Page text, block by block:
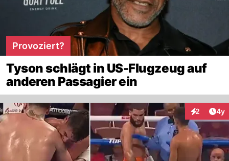
Provoziert?
Tyson schlägt in US-Flugzeug auf
anderen Passagier ein
2 4y